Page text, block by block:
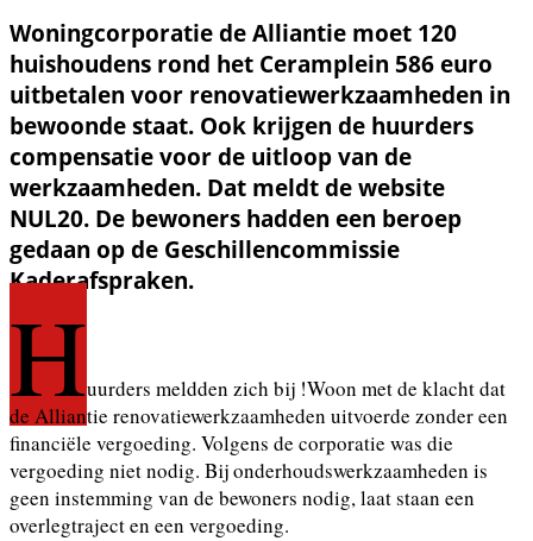
Woningcorporatie de Alliantie moet 120
huishoudens rond het Ceramplein 586 euro
uitbetalen voor renovatiewerkzaamheden in
bewoonde staat. Ook krijgen de huurders
compensatie voor de uitloop van de
werkzaamheden. Dat meldt de website
NUL20. De bewoners hadden een beroep
gedaan op de Geschillencommissie
Kaderafspraken.
Huurders meldden zich bij !Woon met de klacht dat
de Alliantie renovatiewerkzaamheden uitvoerde zonder een
financiële vergoeding. Volgens de corporatie was die
vergoeding niet nodig. Bij onderhoudswerkzaamheden is
geen instemming van de bewoners nodig, laat staan een
overlegtraject en een vergoeding.